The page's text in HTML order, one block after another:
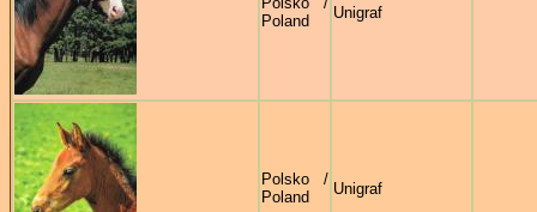
Poland
Unigraf
Polsko /
Poland
Unigraf